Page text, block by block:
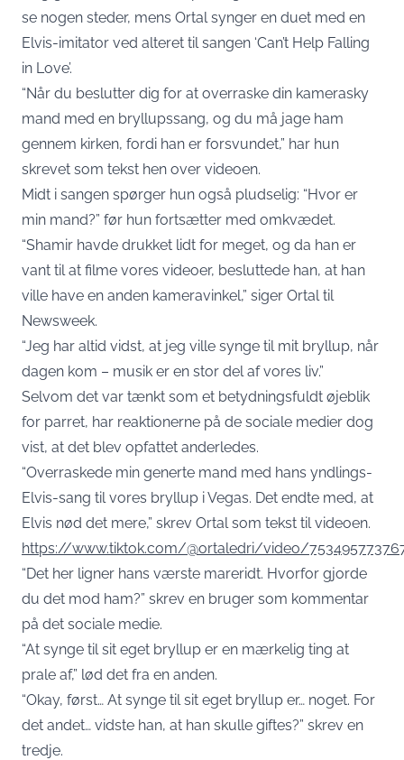
se nogen steder, mens Ortal synger en duet med en
Elvis-imitator ved alteret til sangen ‘Can’t Help Falling
in Love’.
“Når du beslutter dig for at overraske din kamerasky
mand med en bryllupssang, og du må jage ham
gennem kirken, fordi han er forsvundet,” har hun
skrevet som tekst hen over videoen.
Midt i sangen spørger hun også pludselig: “Hvor er
min mand?” før hun fortsætter med omkvædet.
“Shamir havde drukket lidt for meget, og da han er
vant til at filme vores videoer, besluttede han, at han
ville have en anden kameravinkel,” siger Ortal til
Newsweek.
“Jeg har altid vidst, at jeg ville synge til mit bryllup, når
dagen kom – musik er en stor del af vores liv.”
Selvom det var tænkt som et betydningsfuldt øjeblik
for parret, har reaktionerne på de sociale medier dog
vist, at det blev opfattet anderledes.
“Overraskede min generte mand med hans yndlings-
Elvis-sang til vores bryllup i Vegas. Det endte med, at
Elvis nød det mere,” skrev Ortal som tekst til videoen.
https://www.tiktok.com/@ortaledri/video/
“Det her ligner hans værste mareridt. Hvorfor gjorde
du det mod ham?” skrev en bruger som kommentar
på det sociale medie.
“At synge til sit eget bryllup er en mærkelig ting at
prale af,” lød det fra en anden.
“Okay, først… At synge til sit eget bryllup er… noget. For
det andet… vidste han, at han skulle giftes?” skrev en
tredje.